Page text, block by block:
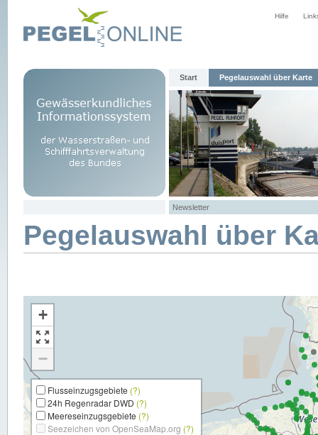
Hilfe
Start Pegelauswahl über Karte
Newsletter
Pegelauswahl über
+
−
Flusseinzugsgebiete (?)
24h Regenradar DWD (?)
Meereseinzugsgebiete (?)
Seezeichen von OpenSeaMap.org (?)